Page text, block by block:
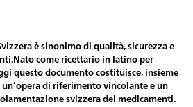
è sinonimo di qualità, sicurezza e
come ricettario in latino per
questo documento costituisce, insieme
un’opera di riferimento vincolante e un
svizzera dei medicamenti.